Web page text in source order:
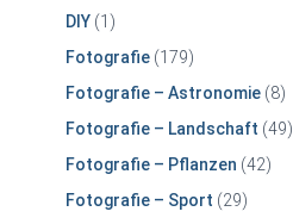
DIY (1)
Fotografie (179)
Fotografie – Astronomie (8)
Fotografie – Landschaft (49)
Fotografie – Pflanzen (42)
Fotografie – Sport (29)